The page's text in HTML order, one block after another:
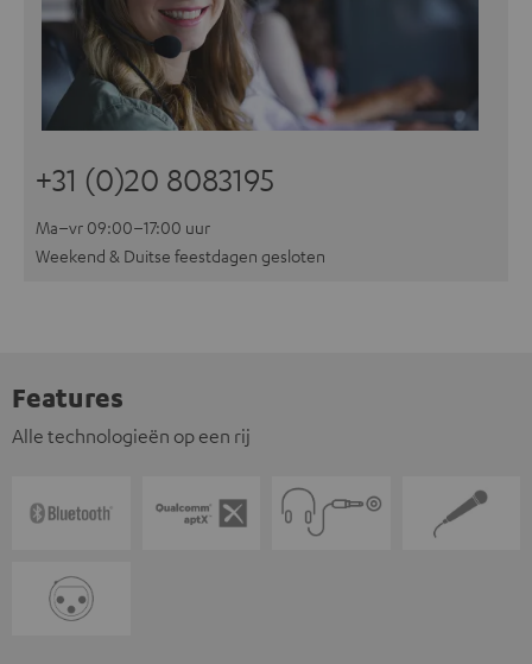
+31 (0)20 8083195
Ma–vr 09:00–17:00 uur
Weekend & Duitse feestdagen gesloten
Features
Alle technologieën op een rij